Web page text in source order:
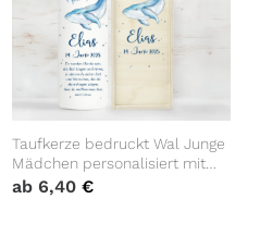
Taufkerze bedruckt Wal Junge
Mädchen personalisiert mit
Namen Datum Taufspruch
ab 6,40€